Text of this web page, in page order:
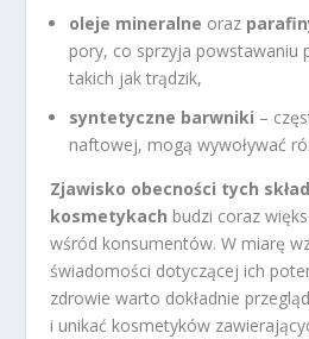
oleje mineralne oraz
pory, co sprzyja powstawaniu
takich jak trądzik,
syntetyczne barwniki –
naftowej, mogą wywoływać
Zjawisko obecności tych
kosmetykach budzi coraz
wśród konsumentów. W miarę
świadomości dotyczącej ich
zdrowie warto dokładnie
i unikać kosmetyków